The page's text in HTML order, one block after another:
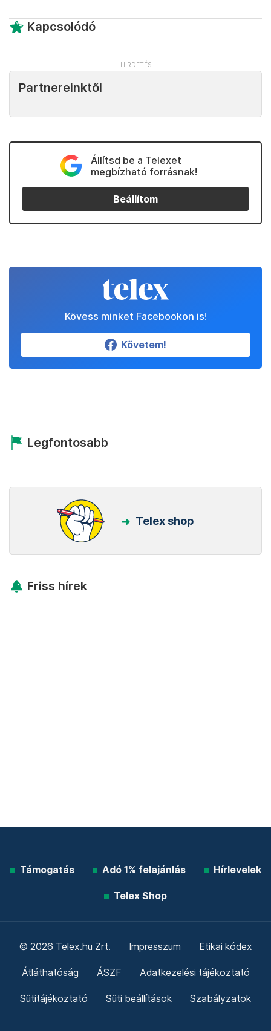
Kapcsolódó
Partnereinktől
Állítsd be a Telexet
megbízható forrásnak!
Beállítom
Kövess minket Facebookon is!
Követem!
Legfontosabb
Telex shop
Friss hírek
Támogatás Adó 1% felajánlás Hírlevelek
Telex Shop
© 2026 Telex.hu Zrt. Impresszum Etikai kódex
Átláthatóság ÁSZF Adatkezelési tájékoztató
Sütitájékoztató Süti beállítások Szabályzatok